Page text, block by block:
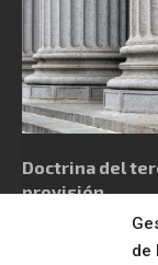
de
Doctrina del
provisión